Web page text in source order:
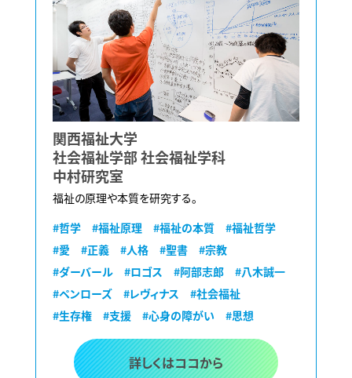
関西福祉大学
社会福祉学部 社会福祉学科
中村研究室
福祉の原理や本質を研究する。
#哲学
#福祉原理 #福祉の本質
#福祉哲学
#愛
#正義 #人格 #聖書
#宗教
#ダーバール
#ロゴス #阿部志郎
#八木誠一
#ペンローズ
#レヴィナス
#社会福祉
#生存権
#支援 #心身の障がい #思想
詳しくはココから